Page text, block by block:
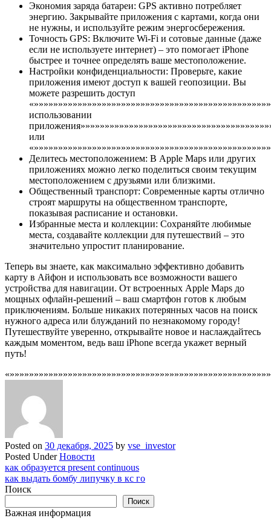
Экономия заряда батареи: GPS активно потребляет
энергию. Закрывайте приложения с картами, когда они
не нужны, и используйте режим энергосбережения.
Точность GPS: Включите Wi-Fi и сотовые данные (даже
если не используете интернет) – это помогает iPhone
быстрее и точнее определять ваше местоположение.
Настройки конфиденциальности: Проверьте, какие
приложения имеют доступ к вашей геопозиции. Вы
можете разрешить доступ
использовании
или
Делитесь местоположением: В Apple Maps или других
приложениях можно легко поделиться своим текущим
местоположением с друзьями или близкими.
Общественный транспорт: Современные карты отлично
строят маршруты на общественном транспорте,
показывая расписание и остановки.
Избранные места и коллекции: Сохраняйте любимые
места, создавайте коллекции для путешествий – это
значительно упростит планирование.
Теперь вы знаете, как максимально эффективно добавить
карту в Айфон и использовать все возможности вашего
устройства для навигации. От встроенных Apple Maps до
мощных офлайн-решений – ваш смартфон готов к любым
приключениям. Больше никаких потерянных часов на поиск
нужного адреса или блужданий по незнакомому городу!
Путешествуйте уверенно, открывайте новое и наслаждайтесь
каждым моментом, ведь ваш iPhone всегда укажет верный
путь!
Posted on 30 декабря, 2025 by vse_investor
Posted UnderНовости
Навигация
по
как образуется present continuous
как выдать бомбу липучку в кс го
Поиск
Поиск
Важная информация